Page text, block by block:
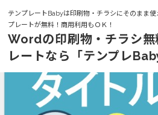
テンプレートBabyは印刷物・チラシにそのまま
プレートが無料！商用利用もＯＫ！
Wordの印刷物・チラシ無
レートなら「テンプレ